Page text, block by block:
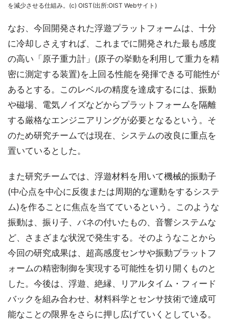
を減少させる仕組み。(c) OIST(出所:OIST Webサイト)
なお、今回開発された浮遊プラットフォームは、十分
に冷却しさえすれば、これまでに開発された最も感度
の高い「原子重力計」(原子の挙動を利用して重力を精
密に測定する装置)を上回る性能を発揮できる可能性が
あるとする。このレベルの精度を達成するには、振動
や磁場、電気ノイズなどからプラットフォームを隔離
する厳格なエンジニアリングが必要となるという。そ
のため研究チームでは現在、システムの改良に重点を
置いているとした。
また研究チームでは、浮遊材料を用いて機械的振動子
(中心点を中心に反復または周期的な運動をするシステ
ム)を作ることに焦点を当てているという。このような
振動は、振り子、バネの付いたもの、音響システムな
ど、さまざまな状況で発生する。そのようなことから
今回の研究成果は、超高感度センサや振動プラットフ
ォームの精密制御を実現する可能性を切り開くものと
した。今後は、浮遊、絶縁、リアルタイム・フィード
バックを組み合わせ、材料科学とセンサ技術で達成可
能なことの限界をさらに押し広げていくとしている。